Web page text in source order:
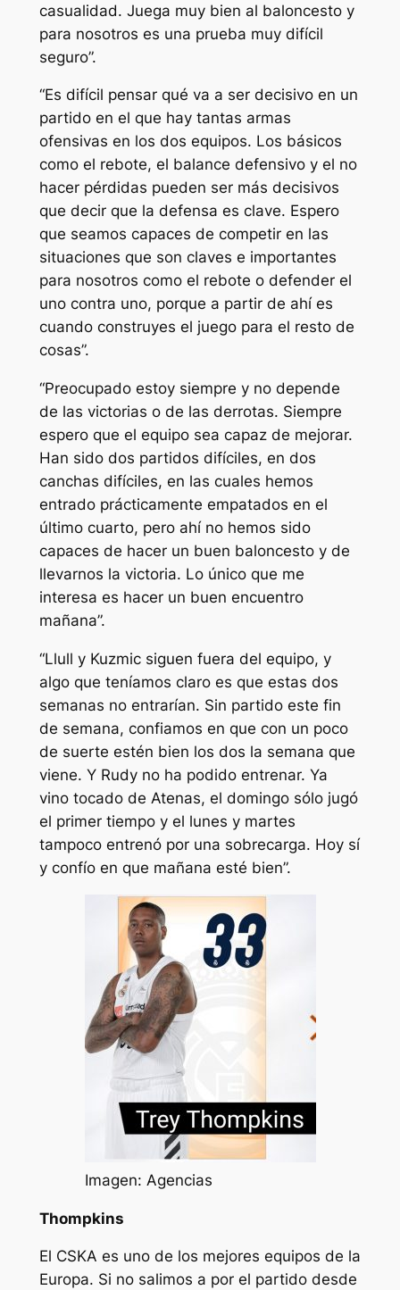
casualidad. Juega muy bien al baloncesto y
para nosotros es una prueba muy difícil
seguro”.
“Es difícil pensar qué va a ser decisivo en un
partido en el que hay tantas armas
ofensivas en los dos equipos. Los básicos
como el rebote, el balance defensivo y el no
hacer pérdidas pueden ser más decisivos
que decir que la defensa es clave. Espero
que seamos capaces de competir en las
situaciones que son claves e importantes
para nosotros como el rebote o defender el
uno contra uno, porque a partir de ahí es
cuando construyes el juego para el resto de
cosas”.
“Preocupado estoy siempre y no depende
de las victorias o de las derrotas. Siempre
espero que el equipo sea capaz de mejorar.
Han sido dos partidos difíciles, en dos
canchas difíciles, en las cuales hemos
entrado prácticamente empatados en el
último cuarto, pero ahí no hemos sido
capaces de hacer un buen baloncesto y de
llevarnos la victoria. Lo único que me
interesa es hacer un buen encuentro
mañana”.
“Llull y Kuzmic siguen fuera del equipo, y
algo que teníamos claro es que estas dos
semanas no entrarían. Sin partido este fin
de semana, confiamos en que con un poco
de suerte estén bien los dos la semana que
viene. Y Rudy no ha podido entrenar. Ya
vino tocado de Atenas, el domingo sólo jugó
el primer tiempo y el lunes y martes
tampoco entrenó por una sobrecarga. Hoy sí
y confío en que mañana esté bien”.
Imagen: Agencias
Thompkins
El CSKA es uno de los mejores equipos de la
Europa. Si no salimos a por el partido desde